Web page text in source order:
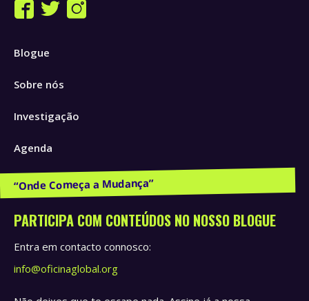
Find us on:
Facebook
opens
new
Twitter
new
Instagram
Blogue
Sobre nós
Investigação
Agenda
Publicações e Recursos
PARTICIPA COM CONTEÚDOS NO NOSSO BLOGUE
Entra em contacto connosco:
info@oficinaglobal.org